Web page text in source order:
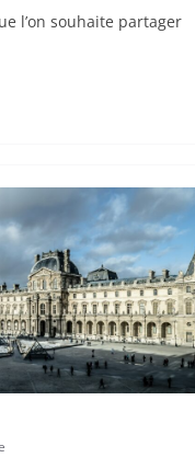
l’on souhaite partager